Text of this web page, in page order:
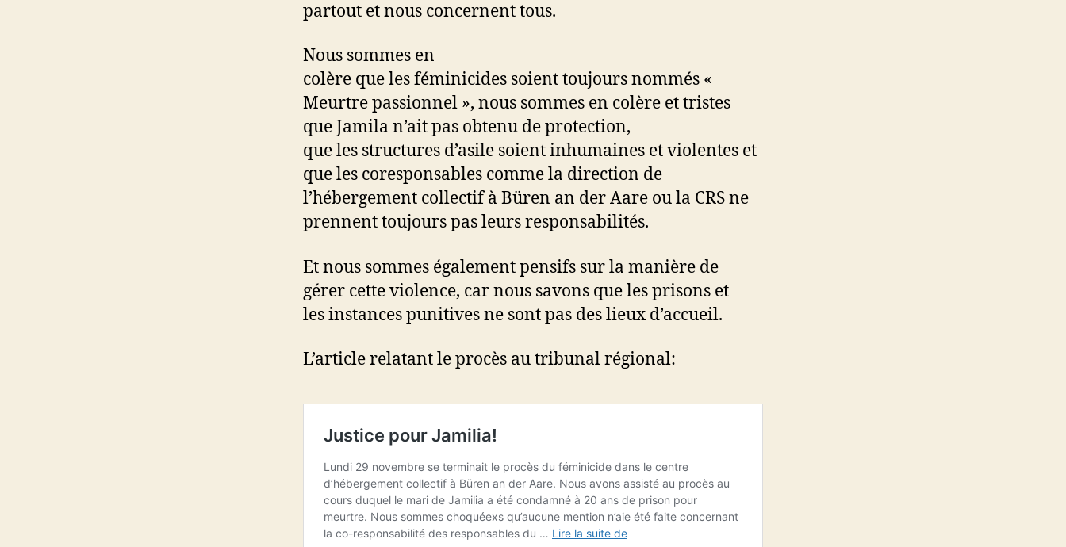
partout et nous concernent tous.
Nous sommes en
colère que les féminicides soient toujours nommés «
Meurtre passionnel », nous sommes en colère et tristes
que Jamila n’ait pas obtenu de protection,
que les structures d’asile soient inhumaines et violentes et
que les coresponsables comme la direction de
l’hébergement collectif à Büren an der Aare ou la CRS ne
prennent toujours pas leurs responsabilités.
Et nous sommes également pensifs sur la manière de
gérer cette violence, car nous savons que les prisons et
les instances punitives ne sont pas des lieux d’accueil.
L’article relatant le procès au tribunal régional: